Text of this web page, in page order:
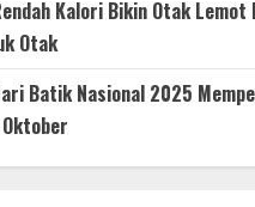
Kalori Bikin Otak Lemot
Otak
Batik Nasional 2025